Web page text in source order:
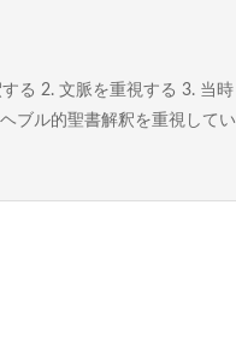
る 2. 文脈を重視する 3. 当時
ブル的聖書解釈を重視してい